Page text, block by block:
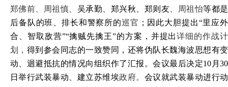
郑佛前、周祖慎、 吴承勤、郑兴秋、郑则友 、周祖怡等都是
后备队的班、排长和警察所的巡官 ；因此大胆提出“里应外
合、智取敌营”“擒贼先擒王”的方案，并提出详细的作战计
划， 得到参会同志的一致赞同，还将伪队长魏海波思想有变
动、迴避抵抗的情况向组织作了汇报。会议最后决定10月30
日举行武装暴动、建立苏维埃政府。 会议就武装暴动进行动